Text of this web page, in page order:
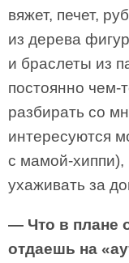
вяжет, печет,
из дерева
и браслеты из
постоянно чем-
разбирать со
интересуются
с мамой-хиппи),
ухаживать за
— Что в плане
отдаешь на